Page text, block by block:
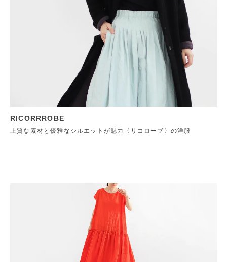
RICORRROBE
上質な素材と優雅なシルエットが魅力〈リコローブ〉の洋服